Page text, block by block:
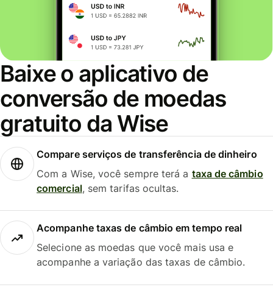
Baixe o aplicativo de
conversão de moedas
gratuito da Wise
Compare serviços de transferência de dinheiro
Com a Wise, você sempre terá a taxa de câmbio
comercial, sem tarifas ocultas.
Acompanhe taxas de câmbio em tempo real
Selecione as moedas que você mais usa e
acompanhe a variação das taxas de câmbio.